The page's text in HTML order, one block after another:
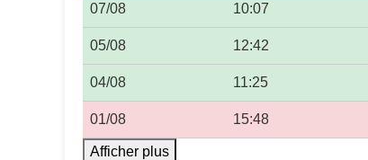
07/08 10:07
05/08 12:42
04/08 11:25
01/08 15:48
Afficher plus